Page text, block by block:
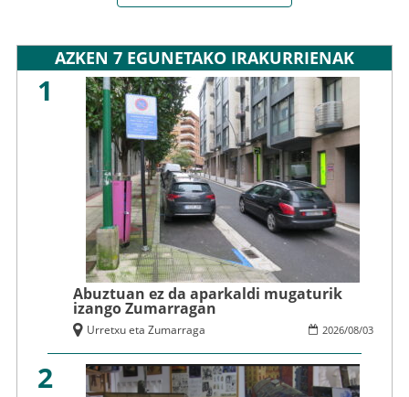
AZKEN 7 EGUNETAKO IRAKURRIENAK
1
Abuztuan ez da aparkaldi mugaturik
izango Zumarragan
2026/08/03
Urretxu eta Zumarraga
2